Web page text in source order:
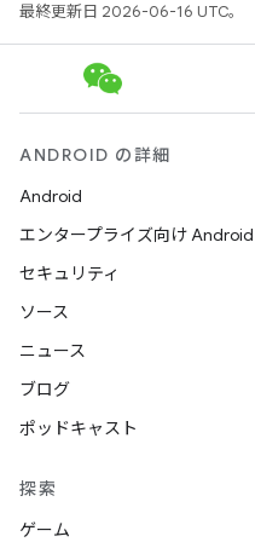
最終更新日 2026-06-16 UTC。
ANDROID の詳細
Android
エンタープライズ向け Android
セキュリティ
ソース
ニュース
ブログ
ポッドキャスト
探索
ゲーム